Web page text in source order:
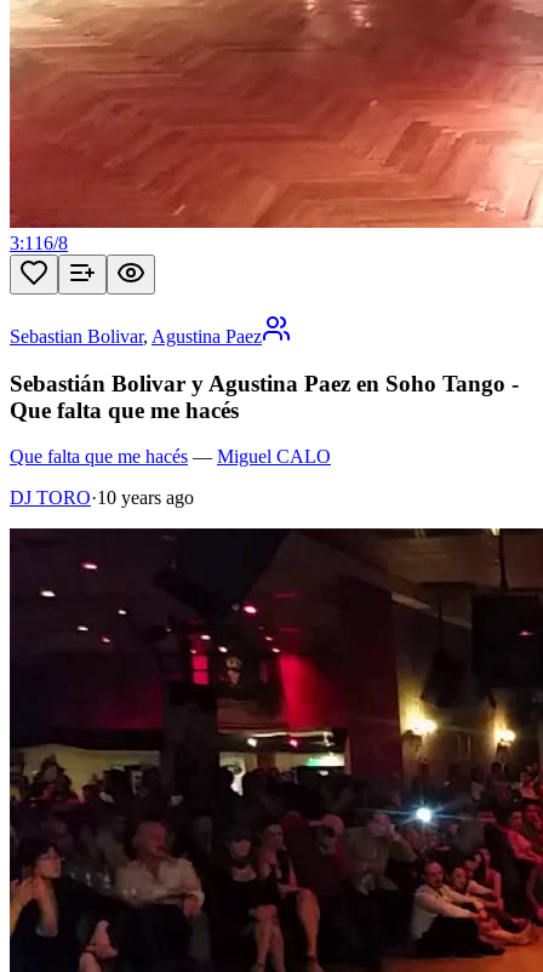
3:116/8
Sebastian Bolivar, Agustina Paez
Sebastián Bolivar y Agustina Paez en Soho Tango -
Que falta que me hacés
Que falta que me hacés — Miguel CALO
DJ TORO·10 years ago